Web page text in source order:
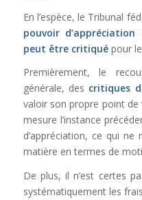
En l’espèce, le Tribunal
pouvoir
peut être critiquépour
Premièrement, le
générale, des critiques
valoir son propre point de
mesure l’instance
d’appréciation, ce qui
matière en termes de
De plus, il n’est certes
systématiquement les